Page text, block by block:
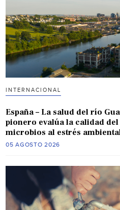
INTERNACIONAL
España – La salud del río
pionero evalúa la calidad
microbios al estrés
05 AGOSTO 2026